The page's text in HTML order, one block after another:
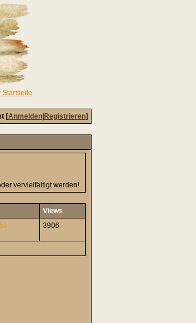
[Anmelden| Registrieren]
vervielfältigt werden!
Views
3906